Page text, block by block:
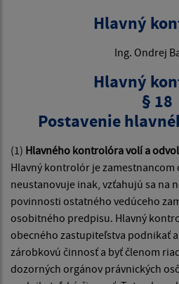
Hlavný
Ing. Ondrej
Hlavný
§ 18
Postavenie
(1) Hlavného kontrolóra volí a
Hlavný kontrolór je zamestnancom
neustanovuje inak, vzťahujú sa na
povinnosti ostatného vedúceho
osobitného predpisu. Hlavný
obecného zastupiteľstva podnikať
zárobkovú činnosť a byť členom
dozorných orgánov právnických